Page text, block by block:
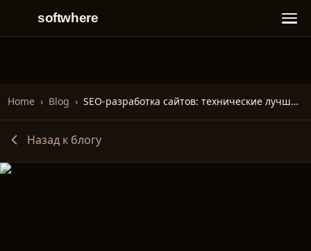
softwhere
Home › Blog › SEO-разработка сайтов: технические лучшие практики
Назад к блогу